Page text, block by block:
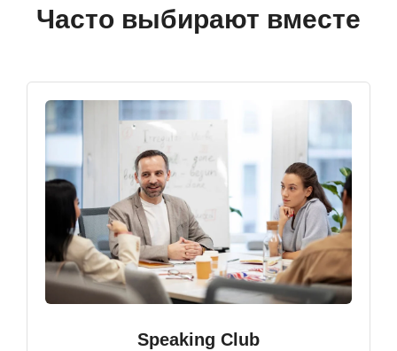
Часто выбирают вместе
Speaking Club